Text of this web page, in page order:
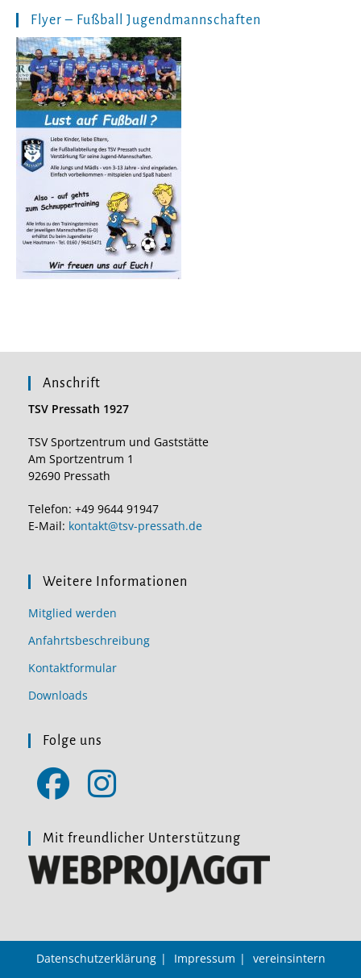
Flyer – Fußball Jugendmannschaften
Anschrift
TSV Pressath 1927
TSV Sportzentrum und Gaststätte
Am Sportzentrum 1
92690 Pressath
Telefon: +49 9644 91947
E-Mail: kontakt@tsv-pressath.de
Weitere Informationen
Mitglied werden
Anfahrtsbeschreibung
Kontaktformular
Downloads
Folge uns
in
a
new
tab
a
new
tab
Mit freundlicher Unterstützung
Datenschutzerklärung Impressum vereinsintern